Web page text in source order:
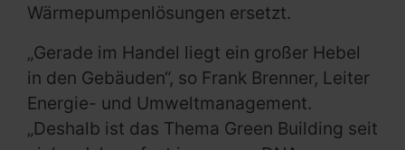
Wärmepumpenlösungen ersetzt.
„Gerade im Handel liegt ein großer Hebel
in den Gebäuden“, so Frank Brenner, Leiter
Energie- und Umweltmanagement.
„Deshalb ist das Thema Green Building seit